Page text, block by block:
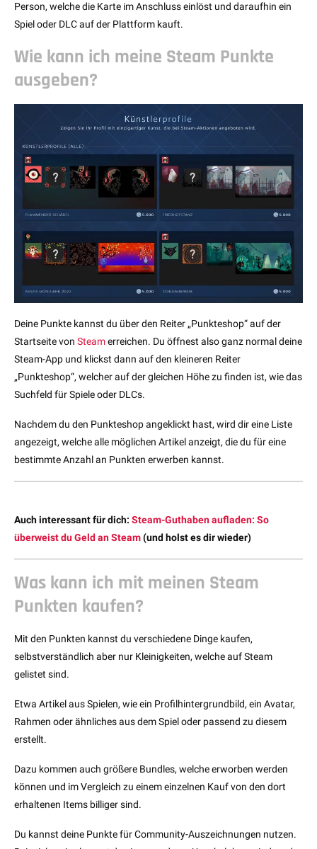
Person, welche die Karte im Anschluss einlöst und daraufhin ein
Spiel oder DLC auf der Plattform kauft.
Wie kann ich meine Steam Punkte
ausgeben?
Deine Punkte kannst du über den Reiter „Punkteshop“ auf der
Startseite von Steamerreichen. Du öffnest also ganz normal deine
Steam-App und klickst dann auf den kleineren Reiter
„Punkteshop“, welcher auf der gleichen Höhe zu finden ist, wie das
Suchfeld für Spiele oder DLCs.
Nachdem du den Punkteshop angeklickt hast, wird dir eine Liste
angezeigt, welche alle möglichen Artikel anzeigt, die du für eine
bestimmte Anzahl an Punkten erwerben kannst.
Auch interessant für dich: Steam-Guthaben aufladen: So
überweist du Geld anSteam(und holst es dir wieder)
Was kann ich mit meinen Steam
Punkten kaufen?
Mit den Punkten kannst du verschiedene Dinge kaufen,
selbstverständlich aber nur Kleinigkeiten, welche auf Steam
gelistet sind.
Etwa Artikel aus Spielen, wie ein Profilhintergrundbild, ein Avatar,
Rahmen oder ähnliches aus dem Spiel oder passend zu diesem
erstellt.
Dazu kommen auch größere Bundles, welche erworben werden
können und im Vergleich zu einem einzelnen Kauf von den dort
erhaltenen Items billiger sind.
Du kannst deine Punkte für Community-Auszeichnungen nutzen.